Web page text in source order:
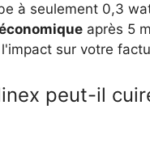
à seulement 0,3
après 5
sur votre
peut-il